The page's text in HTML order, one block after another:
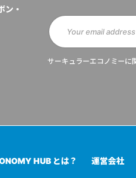
ン・
サーキュラーエコノミーに
HUB とは？ 運営会社